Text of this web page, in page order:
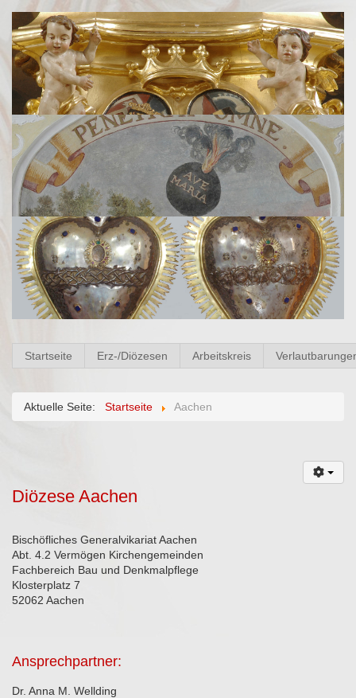
Startseite Erz-/Diözesen Arbeitskreis
Aktuelle Seite: Startseite Aachen
Diözese Aachen
Bischöfliches Generalvikariat Aachen
Abt. 4.2 Vermögen Kirchengemeinden
Fachbereich Bau und Denkmalpflege
Klosterplatz 7
52062 Aachen
Ansprechpartner:
Dr. Anna M. Wellding